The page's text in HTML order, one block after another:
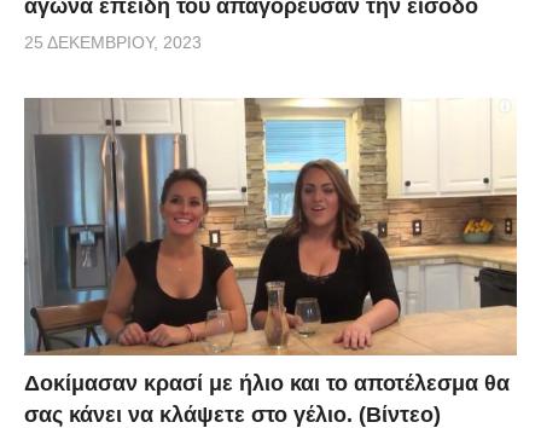
αγώνα επειδή του απαγόρευσαν την είσοδο
25 ΔΕΚΕΜΒΡΊΟΥ, 2023
Δοκίμασαν κρασί με ήλιο και το αποτέλεσμα θα
σας κάνει να κλάψετε στο γέλιο. (Βίντεο)